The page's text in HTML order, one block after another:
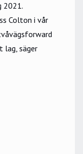
2021.
Colton i vår
säger